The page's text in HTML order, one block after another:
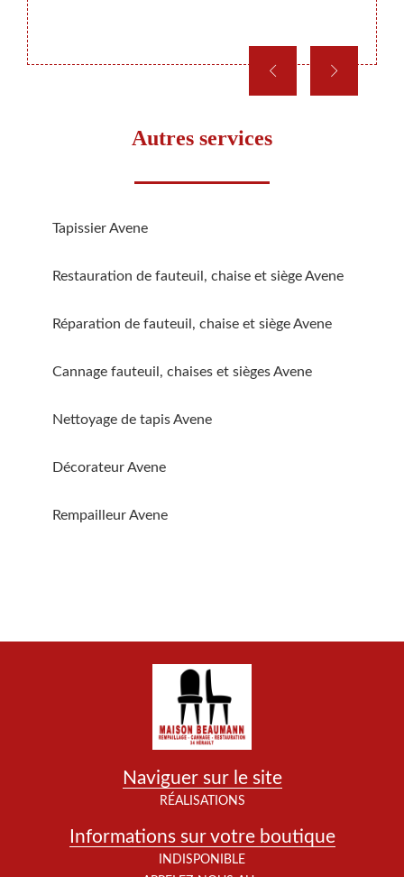
de
Autres services
Tapissier Avene
Restauration de fauteuil, chaise et siège Avene
Réparation de fauteuil, chaise et siège Avene
Cannage fauteuil, chaises et sièges Avene
Nettoyage de tapis Avene
Décorateur Avene
Rempailleur Avene
Naviguer sur le site
RÉALISATIONS
Informations sur votre boutique
INDISPONIBLE